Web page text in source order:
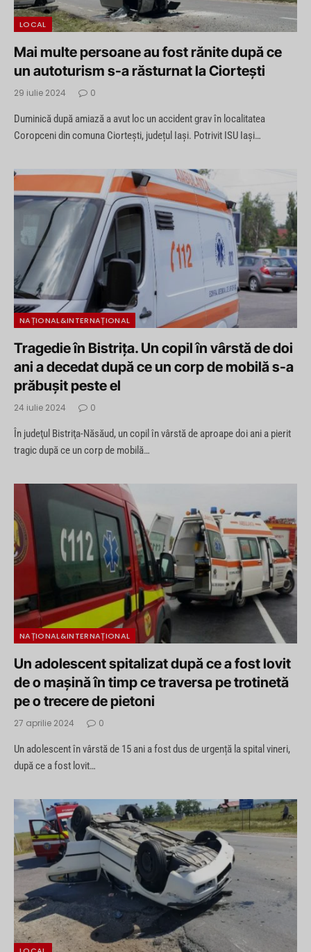
LOCAL
Mai multe persoane au fost rănite după ce
un autoturism s-a răsturnat la Ciortești
29 iulie 2024 0
Duminică după amiază a avut loc un accident grav în localitatea
Coropceni din comuna Ciortești, județul Iași. Potrivit ISU Iași…
NAȚIONAL&INTERNAȚIONAL
Tragedie în Bistrița. Un copil în vârstă de doi
ani a decedat după ce un corp de mobilă s-a
prăbușit peste el
24 iulie 2024 0
În judeţul Bistriţa-Năsăud, un copil în vârstă de aproape doi ani a pierit
tragic după ce un corp de mobilă…
NAȚIONAL&INTERNAȚIONAL
Un adolescent spitalizat după ce a fost lovit
de o mașină în timp ce traversa pe trotinetă
pe o trecere de pietoni
27 aprilie 2024 0
Un adolescent în vârstă de 15 ani a fost dus de urgență la spital vineri,
după ce a fost lovit…